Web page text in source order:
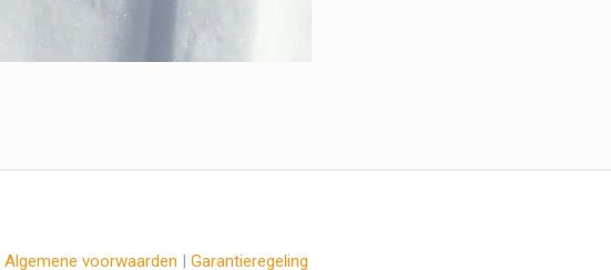
Algemene voorwaarden | Garantieregeling